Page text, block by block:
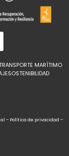
MARÍTIMO
SOSTENIBILIDAD
– Política de privacidad –